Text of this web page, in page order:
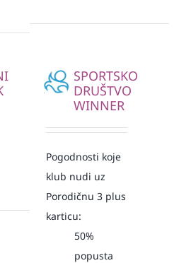
SPORTSKO
DRUŠTVO
WINNER
Pogodnosti koje
klub nudi uz
Porodičnu 3 plus
karticu:
50%
popusta